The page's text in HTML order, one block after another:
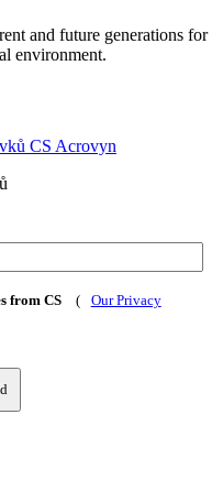
and future generations for
environment.
from CS (
Our Privacy